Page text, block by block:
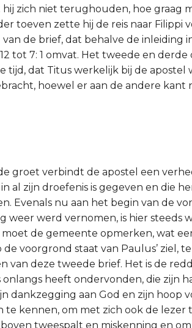
zich niet terughouden, hoe graag
toeven zette hij de reis naar Filippi
de brief, dat behalve de inleiding in
tot 7: 1 omvat. Het tweede en
tijd, dat Titus werkelijk bij de apostel
hoewel er aan de andere kant
groet verbindt de apostel een
al zijn droefenis is gegeven en die
Evenals nu aan het begin van de
weer werd vernomen, is hier steeds
moet de gemeente opmerken, wat
voorgrond staat van Paulus’ ziel,
van deze tweede brief. Het is de
heeft ondervonden, die zijn
dankzegging aan God en zijn hoop
te kennen, om met zich ook de
tweespalt en miskenning en